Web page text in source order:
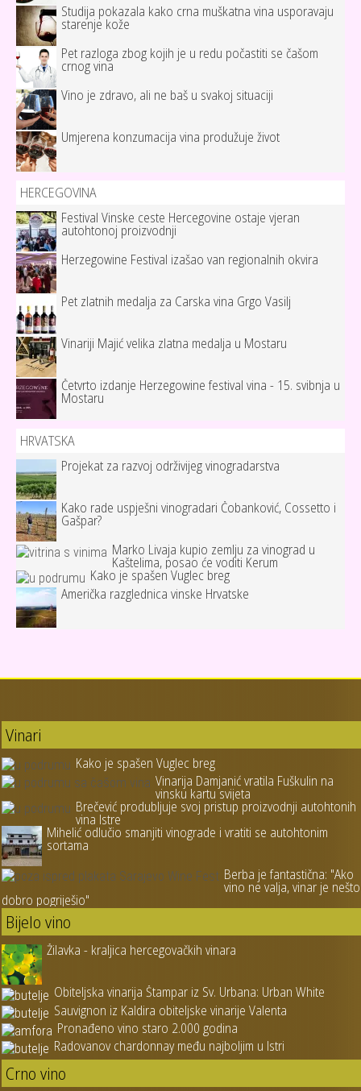
Studija pokazala kako crna muškatna vina usporavaju
starenje kože
Pet razloga zbog kojih je u redu počastiti se čašom
crnog vina
Vino je zdravo, ali ne baš u svakoj situaciji
Umjerena konzumacija vina produžuje život
HERCEGOVINA
Festival Vinske ceste Hercegovine ostaje vjeran
autohtonoj proizvodnji
Herzegowine Festival izašao van regionalnih okvira
Pet zlatnih medalja za Carska vina Grgo Vasilj
Vinariji Majić velika zlatna medalja u Mostaru
Četvrto izdanje Herzegowine festival vina - 15. svibnja u
Mostaru
HRVATSKA
Projekat za razvoj održivijeg vinogradarstva
Kako rade uspješni vinogradari Čobanković, Cossetto i
Gašpar?
Marko Livaja kupio zemlju za vinograd u
Kaštelima, posao će voditi Kerum
Kako je spašen Vuglec breg
Američka razglednica vinske Hrvatske
Vinari
Kako je spašen Vuglec breg
Vinarija Damjanić vratila Fuškulin na
vinsku kartu svijeta
Brečević produbljuje svoj pristup proizvodnji autohtonih
vina Istre
Mihelić odlučio smanjiti vinograde i vratiti se autohtonim
sortama
Berba je fantastična: "Ako
vino ne valja, vinar je nešto
dobro pogriješio"
Bijelo vino
Žilavka - kraljica hercegovačkih vinara
Obiteljska vinarija Štampar iz Sv. Urbana: Urban White
Sauvignon iz Kaldira obiteljske vinarije Valenta
Pronađeno vino staro 2.000 godina
Radovanov chardonnay među najboljim u Istri
Crno vino